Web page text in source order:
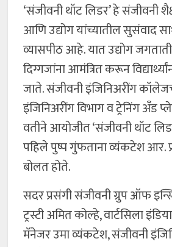
‘संजीवनी थॉट लिडर’ हे
आणि उद्योग यांच्यातील सुसंवाद
व्यासपीठ आहे. यात उद्योग
दिग्गजांना आमंत्रित करून
जाते. संजीवनी इंजिनिअरींग
इंजिनिअरींग विभाग व ट्रेनिंग अँड
वतीने आयोजीत ‘संजीवनी थॉट
पहिले पुष्प गुंफताना व्यंकटेश आर.
बोलत होते.
सदर प्रसंगी संजीवनी ग्रुप ऑफ
ट्रस्टी अमित कोल्हे, वार्टसिला
मॅनेजर उमा व्यंकटेश, संजीवनी